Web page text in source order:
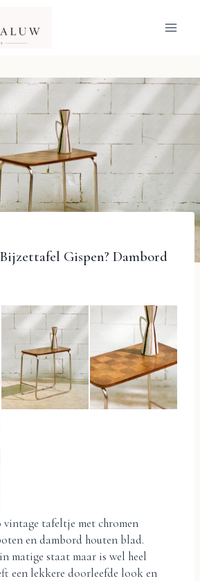
Gispen? Dambord
tafeltje met chromen
en dambord houten blad.
matige staat maar is wel heel
een lekkere doorleefde look en